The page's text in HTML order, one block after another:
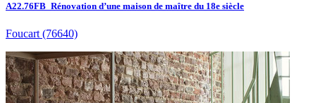
A22.76FB_Rénovation d’une maison de maître du 18e siècle
Foucart (76640)